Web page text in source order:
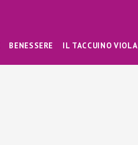
BENESSERE IL TACCUINO VIOLA